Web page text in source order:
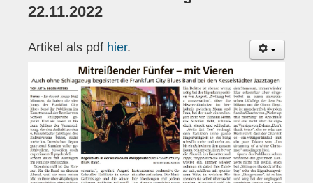
Remise
Grundsatzprogramm
Historie
Impressum
Mitglieder-Info
22.11.2022
Artikel als pdf hier.